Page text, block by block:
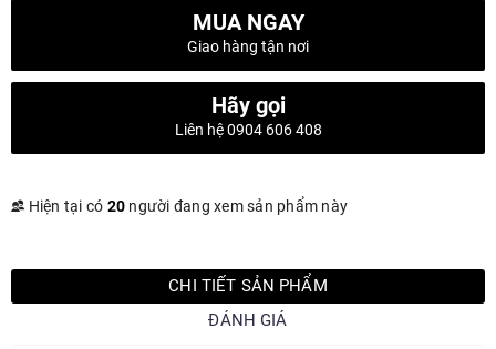
MUA NGAY
Giao hàng tận nơi
Hãy gọi
Liên hệ 0904 606 408
Hiện tại có 20 người đang xem sản phẩm này
CHI TIẾT SẢN PHẨM
ĐÁNH GIÁ